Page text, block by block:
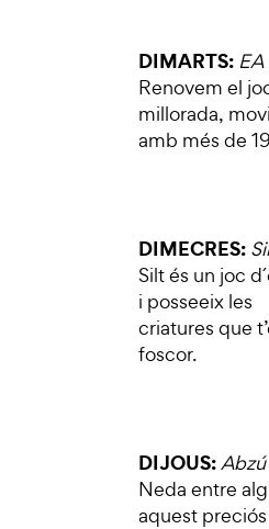
DIMARTS: EA
Renovem el
millorada,
amb més de
DIMECRES:
Silt és un joc
i posseeix les
criatures que
foscor.
DIJOUS:Abzú
Neda entre
aquest